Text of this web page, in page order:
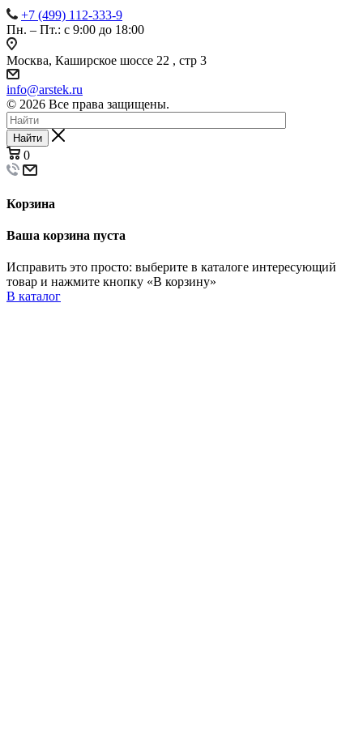
+7 (499) 112-333-9
Пн. – Пт.: с 9:00 до 18:00
Москва, Каширское шоссе 22 , стр 3
info@arstek.ru
© 2026 Все права защищены.
Найти
0
Корзина
Ваша корзина пуста
Исправить это просто: выберите в каталоге интересующий
товар и нажмите кнопку «В корзину»
В каталог